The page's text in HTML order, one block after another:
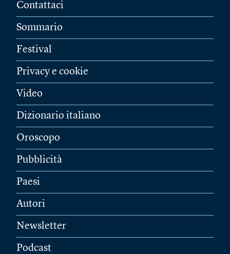
Contattaci
Sommario
Festival
Privacy e cookie
Video
Dizionario italiano
Oroscopo
Pubblicità
Paesi
Autori
Newsletter
Podcast